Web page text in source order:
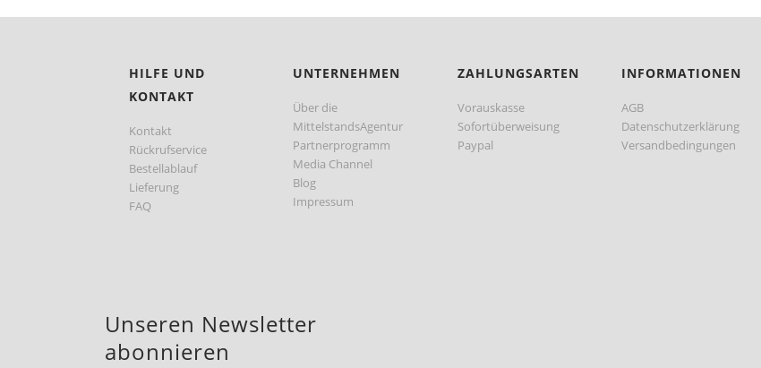
HILFE UND
KONTAKT
Kontakt
Rückrufservice
Bestellablauf
Lieferung
FAQ
UNTERNEHMEN
Über die
MittelstandsAgentur
Partnerprogramm
Media Channel
Blog
Impressum
ZAHLUNGSARTEN
Vorauskasse
Sofortüberweisung
Paypal
INFORMATIONEN
AGB
Datenschutzerklärung
Versandbedingungen
Unseren Newsletter
abonnieren